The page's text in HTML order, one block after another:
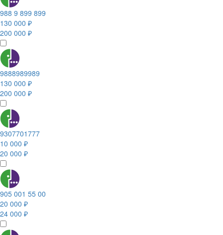
988 9 899 899
130 000 ₽
200 000 ₽
9888989989
130 000 ₽
200 000 ₽
9307701777
10 000 ₽
20 000 ₽
905 001 55 00
20 000 ₽
24 000 ₽